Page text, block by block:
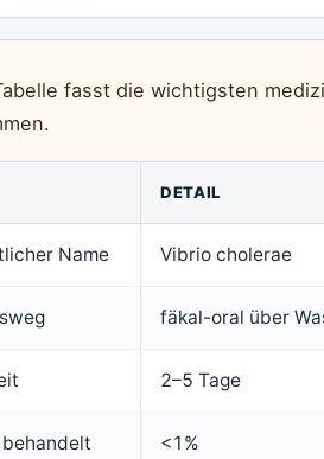
fasst die wichtigsten
DETAIL
Name Vibrio cholerae
fäkal-oral über
2–5 Tage
<1%